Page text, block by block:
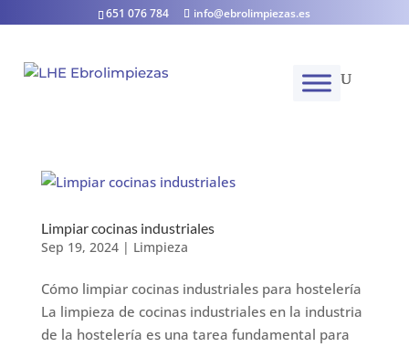
651 076 784 info@ebrolimpiezas.es
Limpiar cocinas industriales
Sep 19, 2024| Limpieza
Cómo limpiar cocinas industriales para hostelería
La limpieza de cocinas industriales en la industria
de la hostelería es una tarea fundamental para